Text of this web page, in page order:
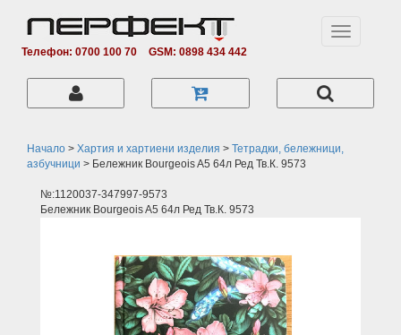
Телефон: 0700 100 70 GSM: 0898 434 442
Toggle
Начало > Хартия и хартиени изделия > Тетрадки, бележници,
азбучници > Бележник Bourgeois A5 64л Ред Тв.К. 9573
№:1120037-347997-9573
Бележник Bourgeois A5 64л Ред Тв.К. 9573